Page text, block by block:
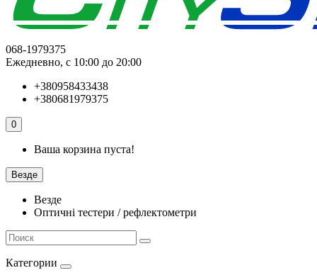
068-1979375
Ежедневно, с 10:00 до 20:00
+380958433438
+380681979375
0
Ваша корзина пуста!
Везде
Везде
Оптичні тестери / рефлектометри
Категории